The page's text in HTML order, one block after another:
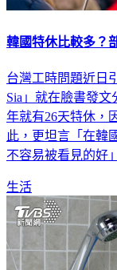
韓國特休比較多？
台灣工時問題近日
Sia」就在臉書發
年就有26天特休，
此，更坦言「在韓
不容易被看見的好
生活